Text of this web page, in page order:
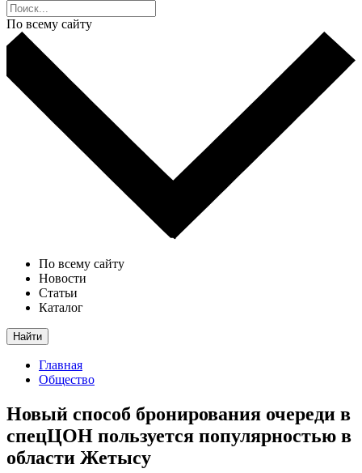
По всему сайту
По всему сайту
Новости
Статьи
Каталог
Найти
Главная
Общество
Новый способ бронирования очереди в
спецЦОН пользуется популярностью в
области Жетысу